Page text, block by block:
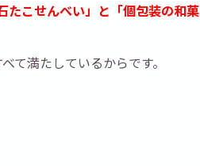
たこせんべい」と「個包装の和菓
て満たしているからです。